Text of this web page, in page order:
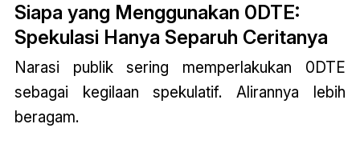
Siapa yang Menggunakan 0DTE:
Spekulasi Hanya Separuh Ceritanya
Narasi publik sering memperlakukan 0DTE
sebagai kegilaan spekulatif. Alirannya lebih
beragam.